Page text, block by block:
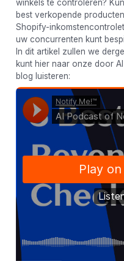
winkels te controleren?
best verkopende
Shopify-
uw concurrenten kunt
In dit artikel zullen we
kunt hier naar onze door
blog luisteren: